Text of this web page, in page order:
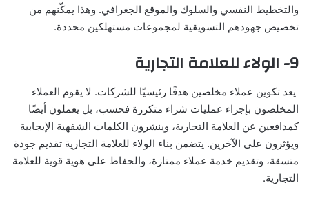
والتخطيط النفسي والسلوك والموقع الجغرافي. وهذا يمكّنهم من
تخصيص جهودهم التسويقية لمجموعات مستهلكين محددة.
9- الولاء للعلامة التجارية
يعد تكوين عملاء مخلصين هدفًا رئيسيًا للشركات. لا يقوم العملاء
المخلصون بإجراء عمليات شراء متكررة فحسب، بل يعملون أيضًا
كمدافعين عن العلامة التجارية، وينشرون الكلمات الشفهية الإيجابية
ويؤثرون على الآخرين. يتضمن بناء الولاء للعلامة التجارية تقديم جودة
متسقة، وتقديم خدمة عملاء ممتازة، والحفاظ على هوية قوية للعلامة
التجارية.